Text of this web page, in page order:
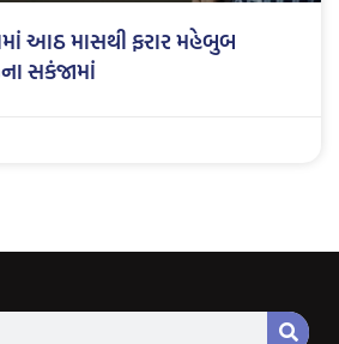
આઠ માસથી ફરાર મહેબુબ
સકંજામાં